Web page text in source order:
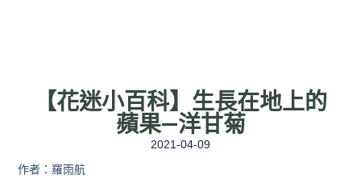
【花迷小百科】生長在地上的
蘋果—洋甘菊
2021-04-09
作者：羅雨航